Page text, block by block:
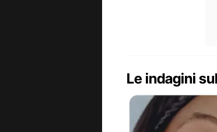
Le indagini